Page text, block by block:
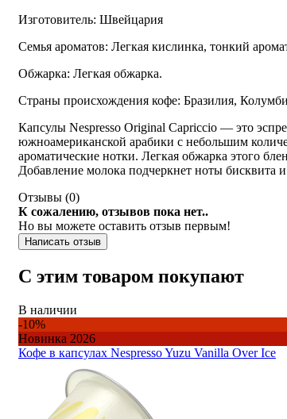
Изготовитель: Швейцария
Семья ароматов: Легкая кислинка, тонкий
Обжарка: Легкая обжарка.
Страны происхождения кофе: Бразилия,
Капсулы Nespresso Original Capriccio — это
южноамериканской арабики с небольшим
ароматические нотки. Легкая обжарка этого
Добавление молока подчеркнет ноты бисквита
Отзывы (0)
К сожалению, отзывов пока нет..
Но вы можете оставить отзыв первым!
Написать отзыв
С этим товаром покупают
В наличии
-10%
Новинка 2026
Кофе в капсулах Nespresso Yuzu Vanilla Over Ice